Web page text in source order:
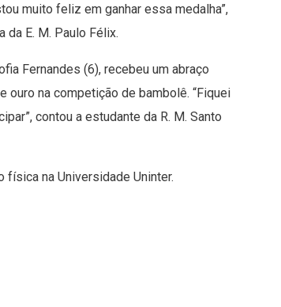
muito feliz em ganhar essa medalha”,
da E. M. Paulo Félix.
Fernandes (6), recebeu um abraço
ouro na competição de bambolê. “Fiquei
contou a estudante da R. M. Santo
na Universidade Uninter.